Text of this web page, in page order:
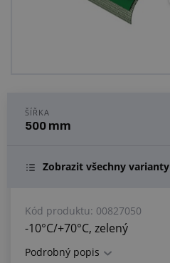
ŠÍŘKA
500 mm
Zobrazit všechny varianty
Kód produktu: 00827050
-10°C/+70°C, zelený
Podrobný popis